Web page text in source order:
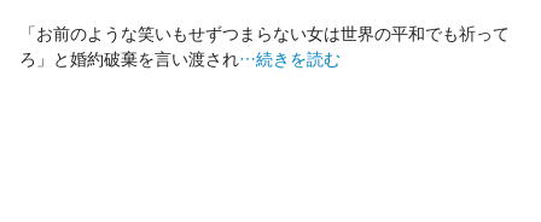
「お前のような笑いもせずつまらない女は世界の平和でも祈って
ろ」と婚約破棄を言い渡され…続きを読む